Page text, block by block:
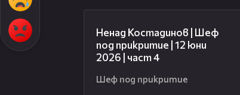
Ненад Костадинов | Шеф
под прикритие | 12 юни
2026 | част 4
Шеф под прикритие